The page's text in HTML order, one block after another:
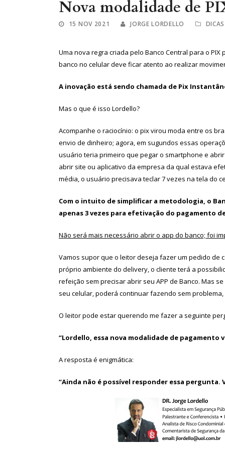
Nova modalidade de
15 NOV 2021 JORGE LORDELLO
Uma nova regra criada pelo Banco Central para o PIX
banco no celular deve ficar atento ao realizar
A inovação está sendo chamada de Pix
Mas o que é isso Lordello?
Acompanhe o raciocínio: o pix virou moda entre os
envio de dinheiro; agora, em sugundos essas
usuário teria primeiro que pegar o smartphone e
abrir site ou aplicativo da empresa da qual estava
média, o usuário precisava teclar 7 vezes na tela do
Com o intuito de simplificar a metodologia, o
apenas 3 vezes para efetivação do pagamento
Não será mais necessário abrir o app do banco; foi
Vamos supor que o leitor deseja fazer um pedido de
próprio ambiente do delivery, o cliente terá a
refeição sem precisar abrir seu APP de Banco. Mas
seu celular, poderá continuar fazendo sem
O leitor pode estar querendo me fazer a seguinte
“Lordello, essa nova modalidade de pagamento
A resposta é enigmática:
“Ainda não é possível responder essa pergunta.